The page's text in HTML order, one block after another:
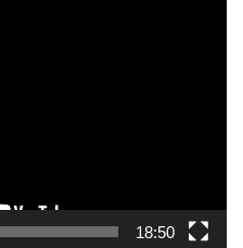
18:50